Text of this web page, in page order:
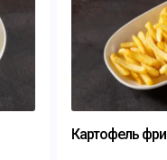
Картофель фри